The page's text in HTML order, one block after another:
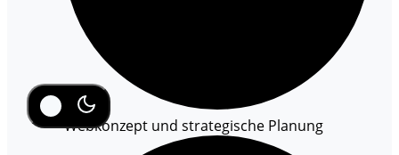
Webkonzept und strategische Planung